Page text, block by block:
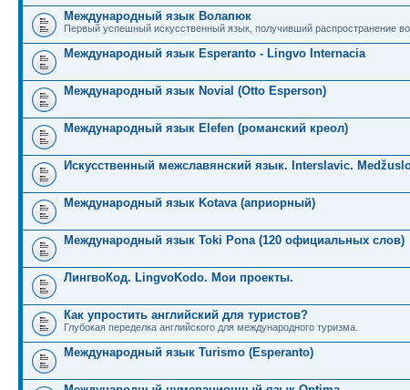
Международный язык Волапюк
Первый успешный искусственный язык, получивший распространение
Международный язык Esperanto - Lingvo Internacia
Международный язык Novial (Otto Esperson)
Международный язык Elefen (романский креол)
Искусственный межславянский язык. Interslavic.
Международный язык Kotava (априорный)
Международный язык Toki Pona (120 официальных слов)
ЛингвоКод. LingvoKodo. Мои проекты.
Как упростить английский для туристов?
Глубокая переделка английского для международного туризма.
Международный язык Turismo (Esperanto)